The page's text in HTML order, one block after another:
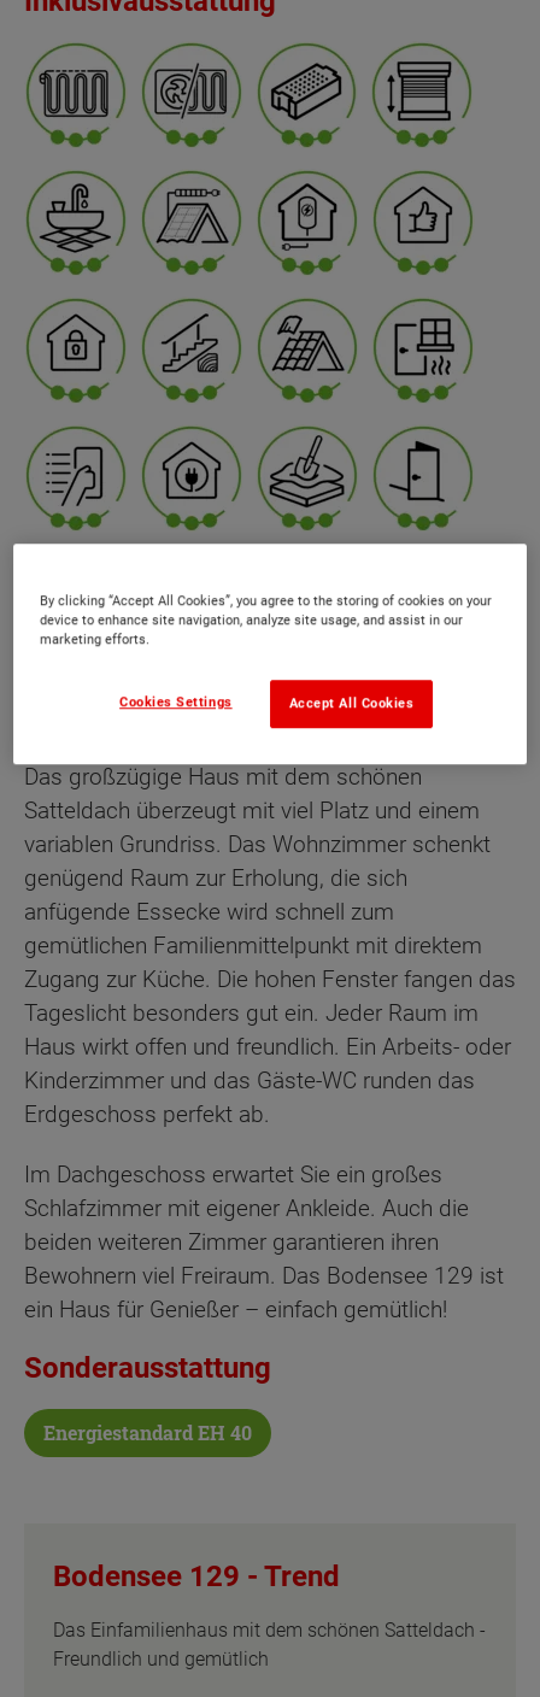
Beschreibung
Das großzügige Haus mit dem schönen
Satteldach überzeugt mit viel Platz und einem
variablen Grundriss. Das Wohnzimmer schenkt
genügend Raum zur Erholung, die sich
anfügende Essecke wird schnell zum
gemütlichen Familienmittelpunkt mit direktem
Zugang zur Küche. Die hohen Fenster fangen das
Tageslicht besonders gut ein. Jeder Raum im
Haus wirkt offen und freundlich. Ein Arbeits- oder
Kinderzimmer und das Gäste-WC runden das
Erdgeschoss perfekt ab.
Im Dachgeschoss erwartet Sie ein großes
Schlafzimmer mit eigener Ankleide. Auch die
beiden weiteren Zimmer garantieren ihren
Bewohnern viel Freiraum. Das Bodensee 129 ist
ein Haus für Genießer – einfach gemütlich!
Sonderausstattung
Energiestandard EH 40
Bodensee 129 - Trend
Das Einfamilienhaus mit dem schönen Satteldach -
Freundlich und gemütlich
By clicking “Accept All Cookies”, you agree to the storing of cookies on your
device to enhance site navigation, analyze site usage, and assist in our
marketing efforts.
Accept All Cookies
Cookies Settings